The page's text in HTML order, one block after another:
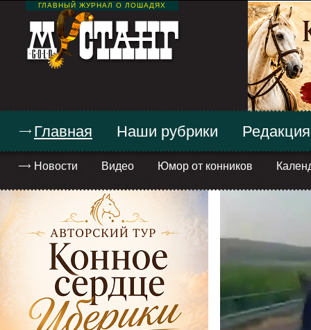
ГЛАВНЫЙ ЖУРНАЛ О ЛОШАДЯХ
Главная
Новости Видео Юмор от конников
Наши рубрики Редакция